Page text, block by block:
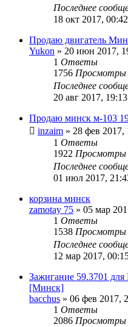
Последнее
18 окт 2017, 00:42
Продаю двигатель
Yukon » 20 июн 2017,
1 Ответы
1756 Просмотры
Последнее
20 авг 2017, 19:13
Продаю минск м-103
inzaim » 28 фев 2017,
1 Ответы
1922 Просмотры
Последнее
01 июл 2017,
корзина минск
zamotay 75 » 05 мар
1 Ответы
1538 Просмотры
Последнее
12 мар 2017,
Зажигание 59.3701
[Минск]
bacchus » 06 фев 2017,
1 Ответы
2086 Просмотры